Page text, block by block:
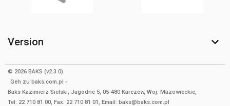
Version
© 2026 BAKS (v2.3.0).
Geh zu baks.com.pl
Baks Kazimierz Sielski, Jagodne 5, 05-480 Karczew, Woj. Mazowieckie,
Tel: 22 710 81 00, Fax: 22 710 81 01, Email: baks@baks.com.pl